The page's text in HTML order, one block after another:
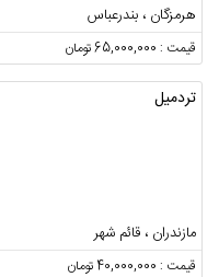
هرمزگان ، بندرعباس
قیمت : 65,000,000 تومان
تردمیل
مازندران ، قائم شهر
قیمت : 40,000,000 تومان